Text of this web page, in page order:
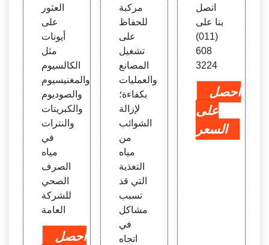
العثور
على
أيونات
مثل
الكالسيوم
والمغنيسيوم
والصوديوم
والكبريتات
والنترات
في
مياه
الصرف
الصحي
للشركة
العامة
احصل
مركبة
للحفاظ
على
تشغيل
المصانع
والعمليات
بكفاءة؛
لإزالة
الشوائب
من
مياه
التغذية
التي قد
تسبب
مشاكل
في
اتجاه
اتصل
بنا على
(011)
608
3224
احصل
على
السعر